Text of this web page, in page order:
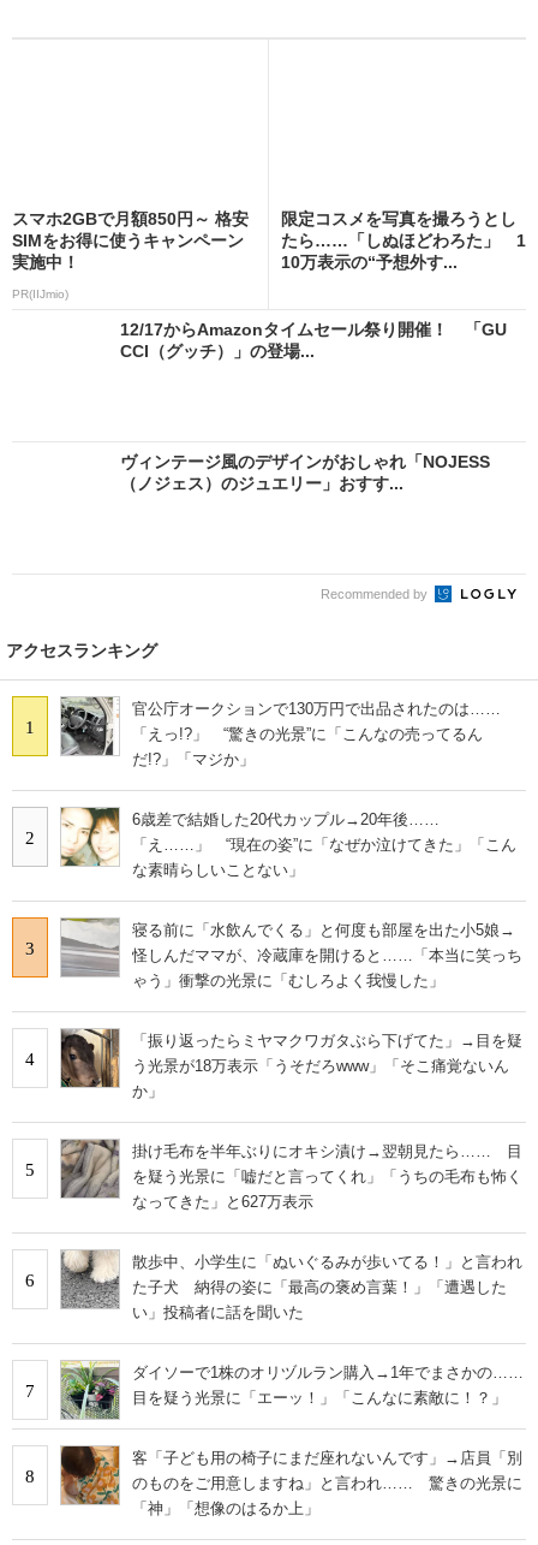
スマホ2GBで月額850円～ 格安
SIMをお得に使うキャンペーン
実施中！
PR(IIJmio)
限定コスメを写真を撮ろうとし
たら……「しぬほどわろた」 1
10万表示の“予想外す...
12/17からAmazonタイムセール祭り開催！ 「GU
CCI（グッチ）」の登場...
ヴィンテージ風のデザインがおしゃれ「NOJESS
（ノジェス）のジュエリー」おすす...
Recommended by
Special
ねとらぼ 読者アンケートにご協力をお願いし
ます
アクセスランキング
1
官公庁オークションで130万円で出品されたのは……
「えっ!?」 “驚きの光景”に「こんなの売ってるん
だ!?」「マジか」
2
6歳差で結婚した20代カップル→20年後……
「え……」 “現在の姿”に「なぜか泣けてきた」「こん
な素晴らしいことない」
3
寝る前に「水飲んでくる」と何度も部屋を出た小5娘→
怪しんだママが、冷蔵庫を開けると……「本当に笑っち
ゃう」衝撃の光景に「むしろよく我慢した」
4
「振り返ったらミヤマクワガタぶら下げてた」→目を疑
う光景が18万表示「うそだろwww」「そこ痛覚ないん
か」
5
掛け毛布を半年ぶりにオキシ漬け→翌朝見たら…… 目
を疑う光景に「嘘だと言ってくれ」「うちの毛布も怖く
6
散歩中、小学生に「ぬいぐるみが歩いてる！」と言われ
た子犬 納得の姿に「最高の褒め言葉！」「遭遇した